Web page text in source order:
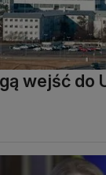
wejść do